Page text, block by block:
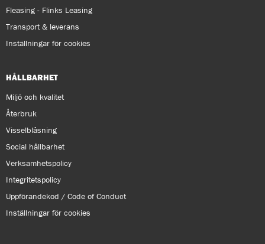
Fleasing - Flinks Leasing
Transport & leverans
Inställningar för cookies
HÅLLBARHET
Miljö och kvalitet
Återbruk
Visselblåsning
Social hållbarhet
Verksamhetspolicy
Integritetspolicy
Uppförandekod / Code of Conduct
Inställningar för cookies